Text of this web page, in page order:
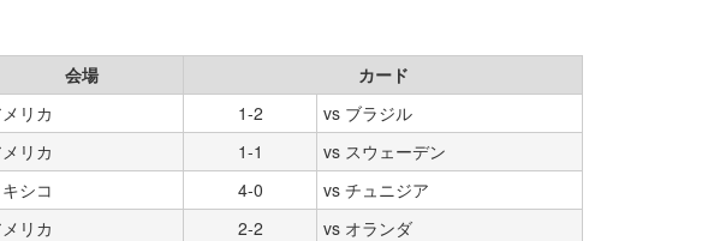
会場
カード
リカ 1-2
vs ブラジル
リカ 1-1
vs スウェーデン
シコ 4-0
vs チュニジア
リカ 2-2 vs オランダ